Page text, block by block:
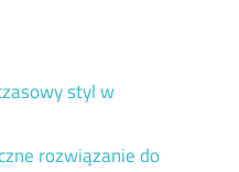
styl w
rozwiązanie do